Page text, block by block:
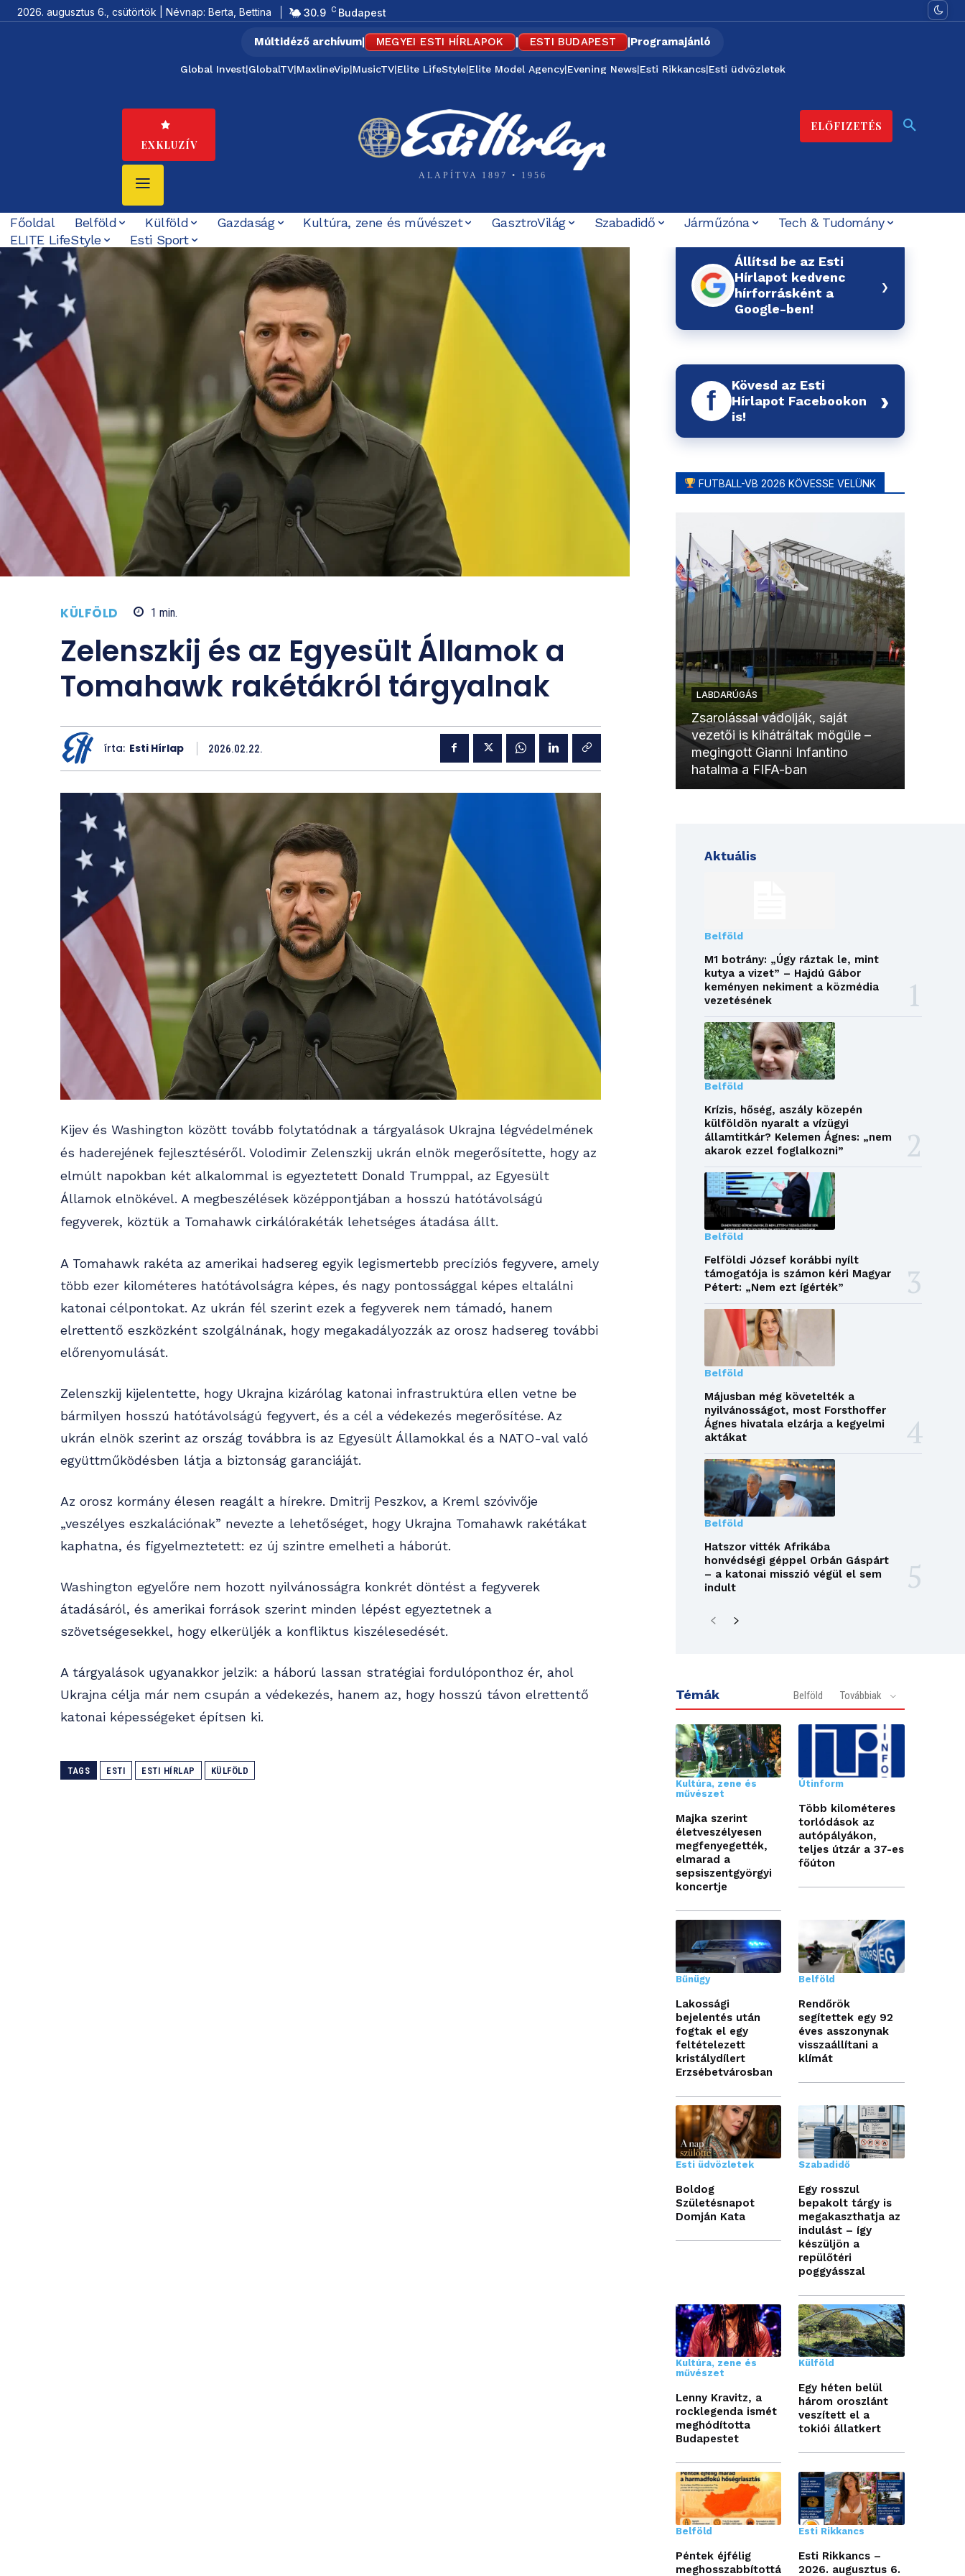
2026. augusztus 6., csütörtök | Névnap: Berta, Bettina 30.9 C Budapest
Múltidéző archívum| MEGYEI ESTI HÍRLAPOK | ESTI BUDAPEST |Programajánló
Global Invest|GlobalTV|MaxlineVip|MusicTV|Elite LifeStyle|Elite Model Agency|Evening News|Esti Rikkancs|Esti üdvözletek
EXKLUZÍV
ALAPÍTVA 1897 • 1956
ELŐFIZETÉS
Főoldal Belföld Külföld Gazdaság Kultúra, zene és művészet GasztroVilág Szabadidő Járműzóna
Tech & Tudomány
ELITE LifeStyle
Esti Sport
KÜLFÖLD 1 min.
Zelenszkij és az Egyesült Államok a
Tomahawk rakétákról tárgyalnak
írta: Esti Hírlap 2026.02.22.
Kijev és Washington között tovább folytatódnak a tárgyalások Ukrajna légvédelmének
és haderejének fejlesztéséről. Volodimir Zelenszkij ukrán elnök megerősítette, hogy az
elmúlt napokban két alkalommal is egyeztetett Donald Trumppal, az Egyesült
Államok elnökével. A megbeszélések középpontjában a hosszú hatótávolságú
fegyverek, köztük a Tomahawk cirkálórakéták lehetséges átadása állt.
A Tomahawk rakéta az amerikai hadsereg egyik legismertebb precíziós fegyvere, amely
több ezer kilométeres hatótávolságra képes, és nagy pontossággal képes eltalálni
katonai célpontokat. Az ukrán fél szerint ezek a fegyverek nem támadó, hanem
elrettentő eszközként szolgálnának, hogy megakadályozzák az orosz hadsereg további
előrenyomulását.
Zelenszkij kijelentette, hogy Ukrajna kizárólag katonai infrastruktúra ellen vetne be
bármilyen hosszú hatótávolságú fegyvert, és a cél a védekezés megerősítése. Az
ukrán elnök szerint az ország továbbra is az Egyesült Államokkal és a NATO-val való
együttműködésben látja a biztonság garanciáját.
Az orosz kormány élesen reagált a hírekre. Dmitrij Peszkov, a Kreml szóvivője
„veszélyes eszkalációnak” nevezte a lehetőséget, hogy Ukrajna Tomahawk rakétákat
kaphatna, és figyelmeztetett: ez új szintre emelheti a háborút.
Washington egyelőre nem hozott nyilvánosságra konkrét döntést a fegyverek
átadásáról, és amerikai források szerint minden lépést egyeztetnek a
szövetségesekkel, hogy elkerüljék a konfliktus kiszélesedését.
A tárgyalások ugyanakkor jelzik: a háború lassan stratégiai fordulóponthoz ér, ahol
Ukrajna célja már nem csupán a védekezés, hanem az, hogy hosszú távon elrettentő
katonai képességeket építsen ki.
TAGS ESTI ESTI HÍRLAP KÜLFÖLD
Állítsd be az Esti
Hírlapot kedvenc
hírforrásként a
Google-ben!
›
f
Kövesd az Esti
Hírlapot Facebookon
is!
›
FUTBALL-VB 2026 KÖVESSE VELÜNK
LABDARÚGÁS
Zsarolással vádolják, saját
vezetői is kihátráltak mögüle –
megingott Gianni Infantino
hatalma a FIFA-ban
Aktuális
Belföld
M1 botrány: „Úgy ráztak le, mint
kutya a vizet” – Hajdú Gábor
keményen nekiment a közmédia
vezetésének
Belföld
Krízis, hőség, aszály közepén
külföldön nyaralt a vízügyi
államtitkár? Kelemen Ágnes: „nem
akarok ezzel foglalkozni”
Belföld
Felföldi József korábbi nyílt
támogatója is számon kéri Magyar
Pétert: „Nem ezt ígérték”
Belföld
Májusban még követelték a
nyilvánosságot, most Forsthoffer
Ágnes hivatala elzárja a kegyelmi
aktákat
Belföld
Hatszor vitték Afrikába
honvédségi géppel Orbán Gáspárt
– a katonai misszió végül el sem
indult
Témák Belföld Továbbiak
Kultúra, zene és
művészet
Majka szerint
életveszélyesen
megfenyegették,
elmarad a
sepsiszentgyörgyi
koncertje
Útinform
Több kilométeres
torlódások az
autópályákon,
teljes útzár a 37-es
főúton
Bűnügy
Lakossági
bejelentés után
fogtak el egy
feltételezett
kristálydílert
Erzsébetvárosban
Belföld
Rendőrök
segítettek egy 92
éves asszonynak
visszaállítani a
klímát
Esti üdvözletek
Boldog
Születésnapot
Domján Kata
Szabadidő
Egy rosszul
bepakolt tárgy is
megakaszthatja az
indulást – így
készüljön a
repülőtéri
poggyásszal
Kultúra, zene és
művészet
Lenny Kravitz, a
rocklegenda ismét
meghódította
Budapestet
Külföld
Egy héten belül
három oroszlánt
veszített el a
tokiói állatkert
Belföld
Péntek éjfélig
meghosszabbítottá
Esti Rikkancs
Esti Rikkancs –
2026. augusztus 6.